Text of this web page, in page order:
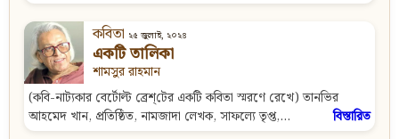
কবিতা ২৫ জুলাই, ২০২৪
একটি তালিকা
শামসুর রাহমান
(কবি-নাট্যকার বের্টোল্ট ব্রেশ্‌টের একটি কবিতা স্মরণে রেখে) তানভির
আহমেদ খান, প্রতিষ্ঠিত, নামজাদা লেখক, সাফল্যে তৃপ্ত,...
বিস্তারিত